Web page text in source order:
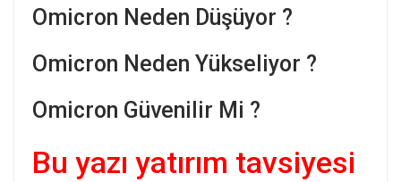
Omicron Neden Düşüyor ?
Omicron Neden Yükseliyor ?
Omicron Güvenilir Mi ?
Bu yazı yatırım tavsiyesi